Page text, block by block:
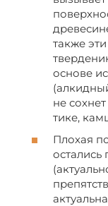
также
основе
не
тике,
Плохая
остались